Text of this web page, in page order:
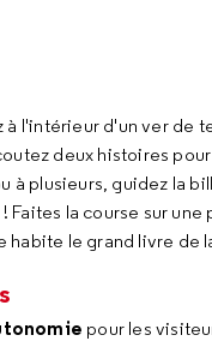
à l'intérieur d'un ver de
deux histoires
à plusieurs, guidez la
Faites la course sur
habite le grand livre de
pour les